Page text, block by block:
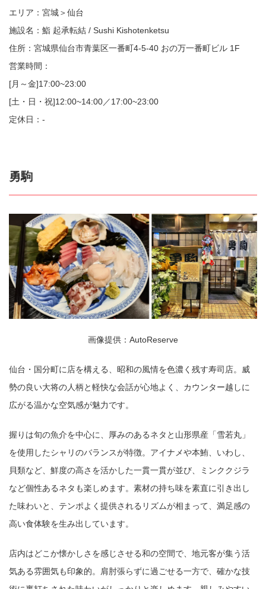
エリア：宮城＞仙台
施設名：鮨 起承転結 / Sushi Kishotenketsu
住所：宮城県仙台市青葉区一番町4-5-40 おの万一番町ビル 1F
営業時間：
[月～金]17:00~23:00
[土・日・祝]12:00~14:00／17:00~23:00
定休日：-
勇駒
画像提供：AutoReserve
仙台・国分町に店を構える、昭和の風情を色濃く残す寿司店。威
勢の良い大将の人柄と軽快な会話が心地よく、カウンター越しに
広がる温かな空気感が魅力です。
握りは旬の魚介を中心に、厚みのあるネタと山形県産「雪若丸」
を使用したシャリのバランスが特徴。アイナメや本鮪、いわし、
貝類など、鮮度の高さを活かした一貫一貫が並び、ミンククジラ
など個性あるネタも楽しめます。素材の持ち味を素直に引き出し
た味わいと、テンポよく提供されるリズムが相まって、満足感の
高い食体験を生み出しています。
店内はどこか懐かしさを感じさせる和の空間で、地元客が集う活
気ある雰囲気も印象的。肩肘張らずに過ごせる一方で、確かな技